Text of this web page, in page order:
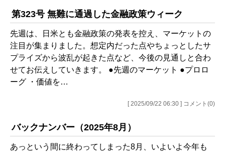
第323号 無難に通過した金融政策ウィーク
先週は、日米とも金融政策の発表を控え、マーケットの
注目が集まりました。想定内だった点やちょっとしたサ
プライズから波乱が起きた点など、今後の見通しと合わ
せてお伝えしていきます。 ●先週のマーケット ●プロロ
ーグ ・価値を…
[ 2025/09/22 06:30 ] コメント(0)
バックナンバー（2025年8月）
あっという間に終わってしまった8月、いよいよ今年も